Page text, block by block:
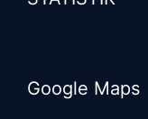
Google Maps